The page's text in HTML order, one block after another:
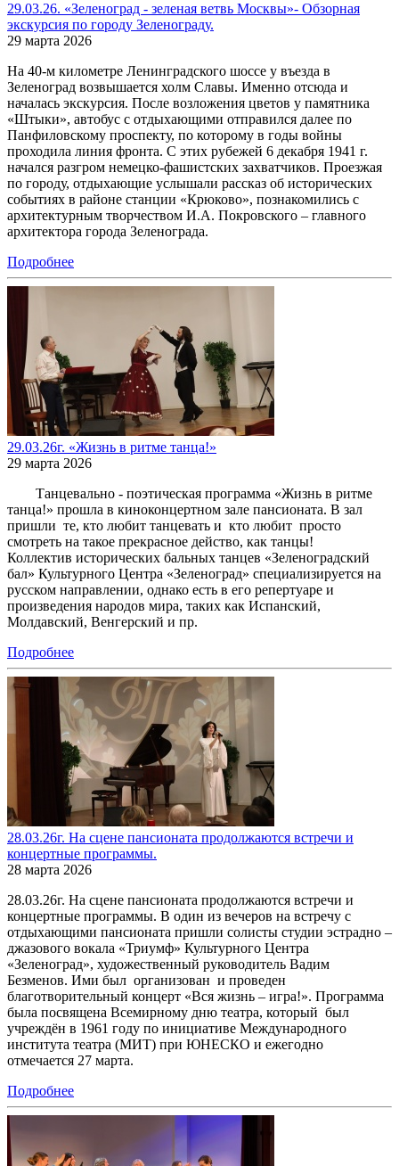
29.03.26. «Зеленоград - зеленая ветвь Москвы»- Обзорная
экскурсия по городу Зеленограду.
29 марта 2026
На 40-м километре Ленинградского шоссе у въезда в
Зеленоград возвышается холм Славы. Именно отсюда и
началась экскурсия. После возложения цветов у памятника
«Штыки», автобус с отдыхающими отправился далее по
Панфиловскому проспекту, по которому в годы войны
проходила линия фронта. С этих рубежей 6 декабря 1941 г.
начался разгром немецко-фашистских захватчиков. Проезжая
по городу, отдыхающие услышали рассказ об исторических
событиях в районе станции «Крюково», познакомились с
архитектурным творчеством И.А. Покровского – главного
архитектора города Зеленограда.
Подробнее
29.03.26г. «Жизнь в ритме танца!»
29 марта 2026
Танцевально - поэтическая программа «Жизнь в ритме
танца!» прошла в киноконцертном зале пансионата. В зал
пришли те, кто любит танцевать и кто любит просто
смотреть на такое прекрасное действо, как танцы!
Коллектив исторических бальных танцев «Зеленоградский
бал» Культурного Центра «Зеленоград» специализируется на
русском направлении, однако есть в его репертуаре и
произведения народов мира, таких как Испанский,
Молдавский, Венгерский и пр.
Подробнее
28.03.26г. На сцене пансионата продолжаются встречи и
концертные программы.
28 марта 2026
28.03.26г. На сцене пансионата продолжаются встречи и
концертные программы. В один из вечеров на встречу с
отдыхающими пансионата пришли солисты студии эстрадно –
джазового вокала «Триумф» Культурного Центра
«Зеленоград», художественный руководитель Вадим
Безменов. Ими был организован и проведен
благотворительный концерт «Вся жизнь – игра!». Программа
была посвящена Всемирному дню театра, который был
учреждён в 1961 году по инициативе Международного
института театра (МИТ) при ЮНЕСКО и ежегодно
отмечается 27 марта.
Подробнее